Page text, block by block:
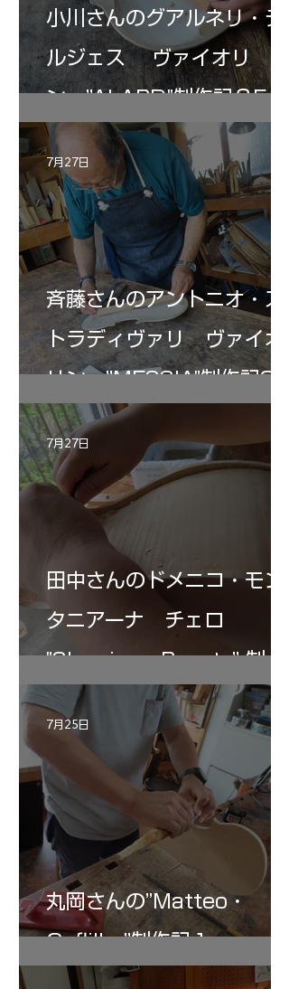
小川さんのグアルネリ・デ
ルジェス ヴァイオリ
ン ”ALARD"制作記３5
斉藤さんのアントニオ・ス
トラディヴァリ ヴァイオ
リン ”MESSIA"制作記33
7月27日
田中さんのドメニコ・モン
タニアーナ チェロ
"Sleeping・Beauty” 制作
記 30
7月27日
丸岡さんの”Matteo・
Gofliller”制作記１
7月25日